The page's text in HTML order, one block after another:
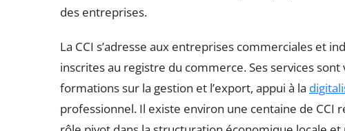
des entreprises.
La CCI s’adresse aux entreprises commerciales et
inscrites au registre du commerce. Ses services sont
formations sur la gestion et l’export, appui à la
professionnel. Il existe environ une centaine de